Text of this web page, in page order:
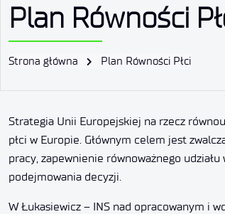
Plan Równości
Strona główna Plan Równości Płci
Strategia Unii Europejskiej na rzecz
płci w Europie. Głównym celem jest
pracy, zapewnienie równoważnego
podejmowania decyzji.
W Łukasiewicz – INS nad opracowanym i